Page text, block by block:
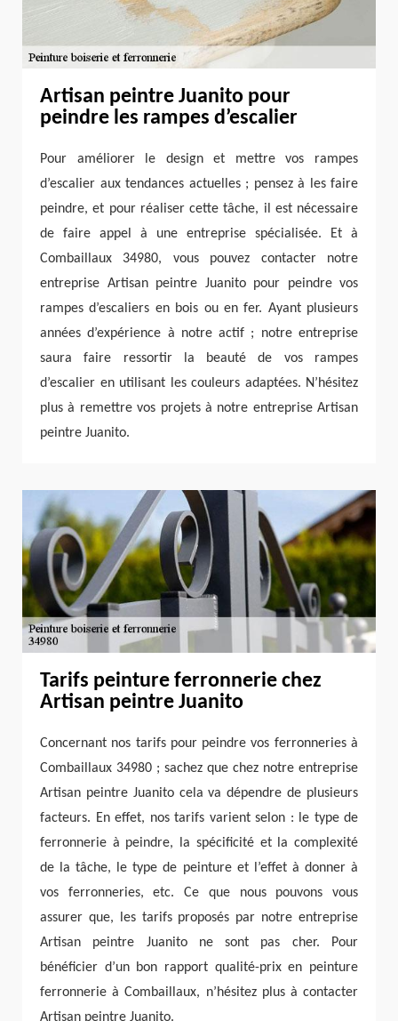
Artisan peintre Juanito pour
peindre les rampes d’escalier
Pour améliorer le design et mettre vos rampes
d’escalier aux tendances actuelles ; pensez à les faire
peindre, et pour réaliser cette tâche, il est nécessaire
de faire appel à une entreprise spécialisée. Et à
Combaillaux 34980, vous pouvez contacter notre
entreprise Artisan peintre Juanito pour peindre vos
rampes d’escaliers en bois ou en fer. Ayant plusieurs
années d’expérience à notre actif ; notre entreprise
saura faire ressortir la beauté de vos rampes
d’escalier en utilisant les couleurs adaptées. N’hésitez
plus à remettre vos projets à notre entreprise Artisan
peintre Juanito.
Tarifs peinture ferronnerie chez
Artisan peintre Juanito
Concernant nos tarifs pour peindre vos ferronneries à
Combaillaux 34980 ; sachez que chez notre entreprise
Artisan peintre Juanito cela va dépendre de plusieurs
facteurs. En effet, nos tarifs varient selon : le type de
ferronnerie à peindre, la spécificité et la complexité
de la tâche, le type de peinture et l’effet à donner à
vos ferronneries, etc. Ce que nous pouvons vous
assurer que, les tarifs proposés par notre entreprise
Artisan peintre Juanito ne sont pas cher. Pour
bénéficier d’un bon rapport qualité-prix en peinture
ferronnerie à Combaillaux, n’hésitez plus à contacter
Artisan peintre Juanito.